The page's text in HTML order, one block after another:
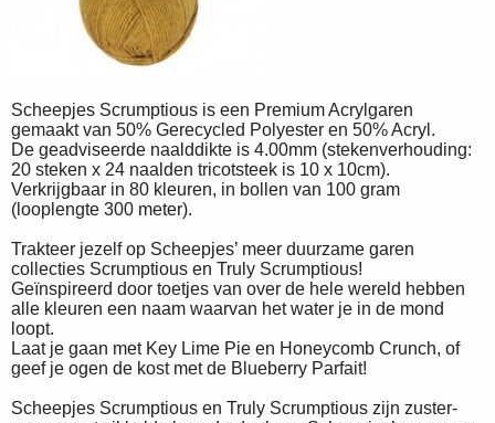
Scheepjes Scrumptious is een Premium Acrylgaren
gemaakt van 50% Gerecycled Polyester en 50% Acryl.
De geadviseerde naalddikte is 4.00mm (stekenverhouding:
20 steken x 24 naalden tricotsteek is 10 x 10cm).
Verkrijgbaar in 80 kleuren, in bollen van 100 gram
(looplengte 300 meter).
Trakteer jezelf op Scheepjes’ meer duurzame garen
collecties Scrumptious en Truly Scrumptious!
Geïnspireerd door toetjes van over de hele wereld hebben
alle kleuren een naam waarvan het water je in de mond
loopt.
Laat je gaan met Key Lime Pie en Honeycomb Crunch, of
geef je ogen de kost met de Blueberry Parfait!
Scheepjes Scrumptious en Truly Scrumptious zijn zuster-